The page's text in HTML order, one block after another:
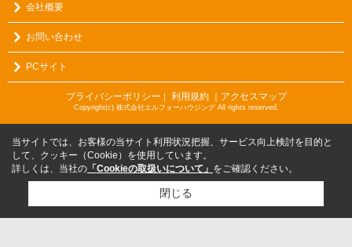
会社概要
お問い合わせ
PCサイト
プライバシーポリシー ｜ 利用規約 ｜アクセスマップ
Copyright(c) 株式会社エルフォーハウジング All rights reserved.
当サイトでは、お客様の当サイト利用状況把握、サービス向上検討を目的と
して、クッキー（Cookie）を使用しています。
詳しくは、当社の 「Cookieの取扱いについて」 をご確認ください。
閉じる